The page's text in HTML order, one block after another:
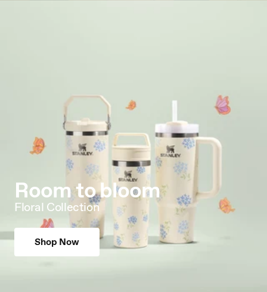
Room to bloom
Floral Collection
Shop Now